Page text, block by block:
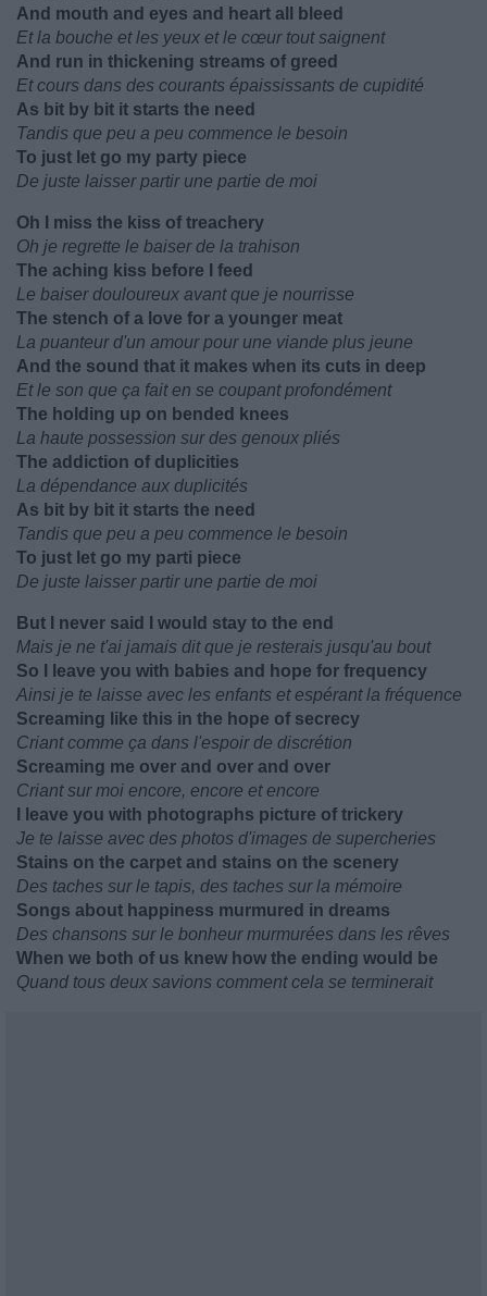
And mouth and eyes and heart all bleed
Et la bouche et les yeux et le cœur tout saignent
And run in thickening streams of greed
Et cours dans des courants épaississants de cupidité
As bit by bit it starts the need
Tandis que peu a peu commence le besoin
To just let go my party piece
De juste laisser partir une partie de moi
Oh I miss the kiss of treachery
Oh je regrette le baiser de la trahison
The aching kiss before I feed
Le baiser douloureux avant que je nourrisse
The stench of a love for a younger meat
La puanteur d'un amour pour une viande plus jeune
And the sound that it makes when its cuts in deep
Et le son que ça fait en se coupant profondément
The holding up on bended knees
La haute possession sur des genoux pliés
The addiction of duplicities
La dépendance aux duplicités
As bit by bit it starts the need
Tandis que peu a peu commence le besoin
To just let go my parti piece
De juste laisser partir une partie de moi
But I never said I would stay to the end
Mais je ne t'ai jamais dit que je resterais jusqu'au bout
So I leave you with babies and hope for frequency
Ainsi je te laisse avec les enfants et espérant la fréquence
Screaming like this in the hope of secrecy
Criant comme ça dans l'espoir de discrétion
Screaming me over and over and over
Criant sur moi encore, encore et encore
I leave you with photographs picture of trickery
Je te laisse avec des photos d'images de supercheries
Stains on the carpet and stains on the scenery
Des taches sur le tapis, des taches sur la mémoire
Songs about happiness murmured in dreams
Des chansons sur le bonheur murmurées dans les rêves
When we both of us knew how the ending would be
Quand tous deux savions comment cela se terminerait